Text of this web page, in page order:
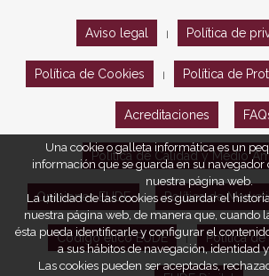
Aviso legal Política de
Política de Cookies Política de
Acreditaciones
Política de Calidad y Medio
Opiniones EUDE Política de
Código ético EUDE Política
Una cookie o galleta informática es un
información que se guarda en su navegador
nuestra página web.
La utilidad de las cookies es guardar el
nuestra página web, de manera que, cuando
ésta pueda identificarle y configurar el
a sus hábitos de navegación, identidad
Las cookies pueden ser aceptadas,